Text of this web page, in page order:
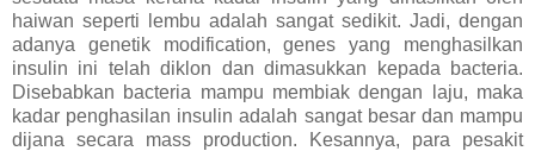
haiwan seperti lembu adalah sangat sedikit. Jadi, dengan
adanya genetik modification, genes yang menghasilkan
insulin ini telah diklon dan dimasukkan kepada bacteria.
Disebabkan bacteria mampu membiak dengan laju, maka
kadar penghasilan insulin adalah sangat besar dan mampu
dijana secara mass production. Kesannya, para pesakit